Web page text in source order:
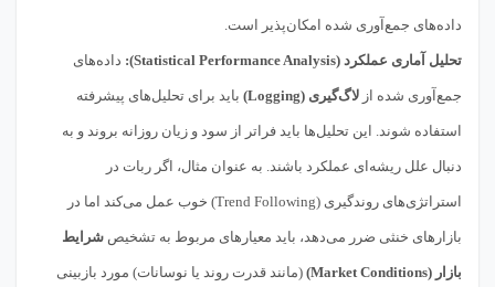
داده‌های جمع‌آوری شده امکان‌پذیر است.
تحلیل آماری عملکرد (Statistical Performance Analysis): داده‌های
جمع‌آوری شده از لاگ‌گیری (Logging) باید برای تحلیل‌های پیشرفته
استفاده شوند. این تحلیل‌ها باید فراتر از سود و زیان روزانه بروند و به
دنبال علل ریشه‌ای عملکرد باشند. به عنوان مثال، اگر ربات در
استراتژی‌های روندگیری (Trend Following) خوب عمل می‌کند اما در
بازارهای خنثی ضرر می‌دهد، باید معیارهای مربوط به تشخیص شرایط
بازار (Market Conditions) (مانند قدرت روند یا نوسانات) مورد بازبینی